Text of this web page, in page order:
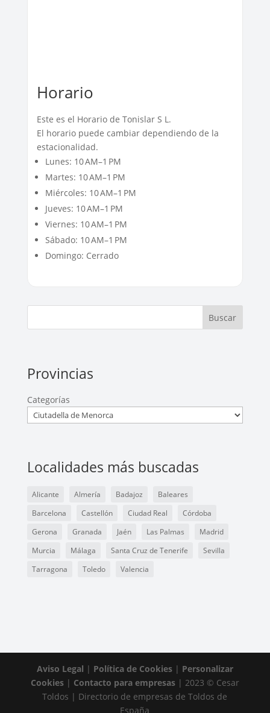
Horario
Este es el Horario de Tonislar S L.
El horario puede cambiar dependiendo de la
estacionalidad.
Lunes: 10 AM–1 PM
Martes: 10 AM–1 PM
Miércoles: 10 AM–1 PM
Jueves: 10 AM–1 PM
Viernes: 10 AM–1 PM
Sábado: 10 AM–1 PM
Domingo: Cerrado
Buscar
Provincias
Categorías
Localidades más buscadas
Alicante Almería Badajoz
Baleares
Barcelona
Castellón Ciudad Real
Córdoba
Gerona
Granada Jaén Las Palmas
Madrid
Murcia
Málaga Santa Cruz de Tenerife
Sevilla
Tarragona
Toledo Valencia
Aviso Legal | Política de Cookies| Personalizar
Cookies| Contacto para empresas| 2023 © Cesar
Toldos | Directorio de empresas de Toldos de
España